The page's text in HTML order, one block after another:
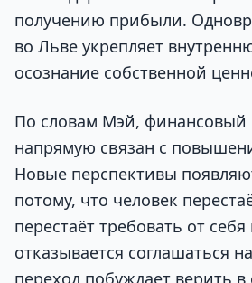
получению прибыли.
во Льве укрепляет
осознание собственной
По словам Мэй, финансовый
напрямую связан с
Новые перспективы
потому, что человек
перестаёт требовать от
отказывается соглашаться
переход побуждает верить